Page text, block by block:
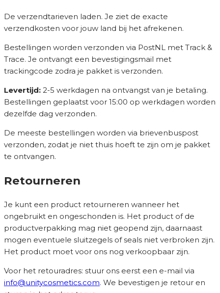
De verzendtarieven laden. Je ziet de exacte
verzendkosten voor jouw land bij het afrekenen.
Bestellingen worden verzonden via PostNL met Track &
Trace. Je ontvangt een bevestigingsmail met
trackingcode zodra je pakket is verzonden.
Levertijd: 2-5 werkdagen na ontvangst van je betaling.
Bestellingen geplaatst voor 15:00 op werkdagen worden
dezelfde dag verzonden.
De meeste bestellingen worden via brievenbuspost
verzonden, zodat je niet thuis hoeft te zijn om je pakket
te ontvangen.
Retourneren
Je kunt een product retourneren wanneer het
ongebruikt en ongeschonden is. Het product of de
productverpakking mag niet geopend zijn, daarnaast
mogen eventuele sluitzegels of seals niet verbroken zijn.
Het product moet voor ons nog verkoopbaar zijn.
Voor het retouradres: stuur ons eerst een e-mail via
info@unitycosmetics.com. We bevestigen je retour en